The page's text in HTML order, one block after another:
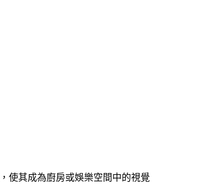
使其成為廚房或娛樂空間中的視覺